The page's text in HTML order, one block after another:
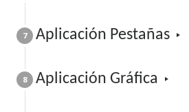
7 Aplicación Pestañas
8 Aplicación Gráfica